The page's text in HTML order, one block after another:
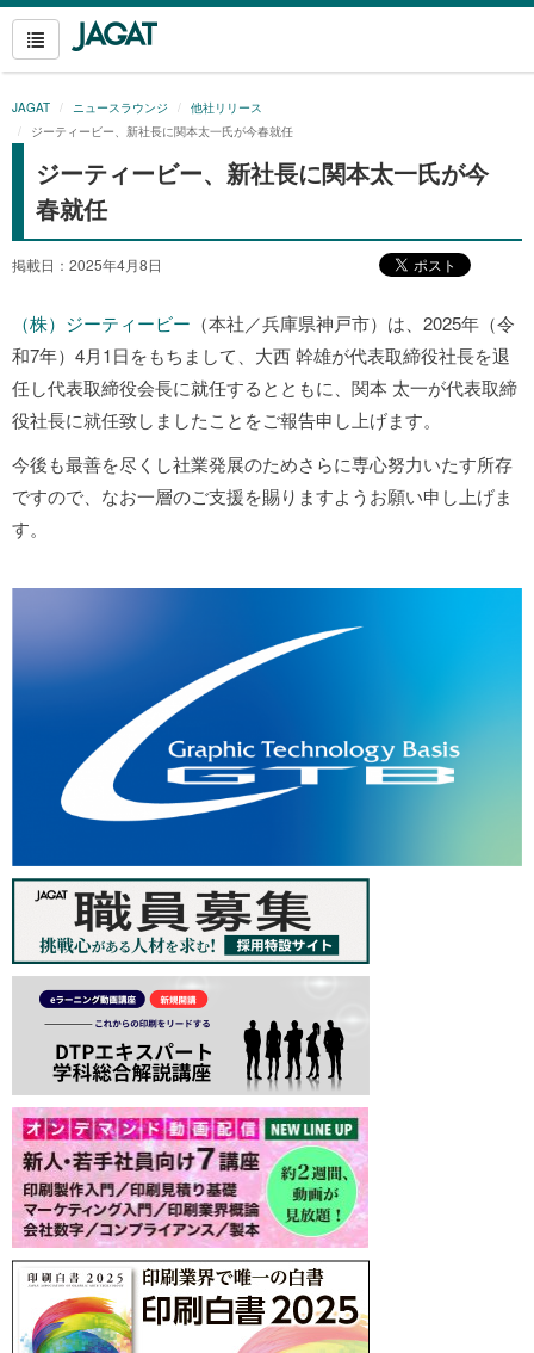
JAGAT ニュースラウンジ
他社リリース
ジーティービー、新社長に関本太一氏が今春就任
ジーティービー、新社長に関本太一氏が今
春就任
掲載日：2025年4月8日
（株）ジーティービー （本社／兵庫県神戸市）は、2025年（令
和7年）4月1日をもちまして、大西 幹雄が代表取締役社長を退
任し代表取締役会長に就任するとともに、関本 太一が代表取締
役社長に就任致しましたことをご報告申し上げます。
今後も最善を尽くし社業発展のためさらに専心努力いたす所存
ですので、なお一層のご支援を賜りますようお願い申し上げま
す。